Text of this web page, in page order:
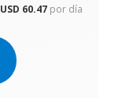
USD 60.47 por día